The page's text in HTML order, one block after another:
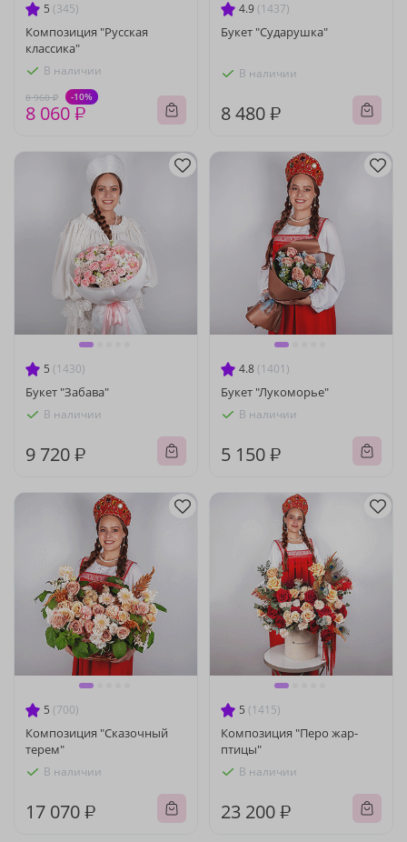
5 (345)
Композиция "Русская
классика"
В наличии
8 960 ₽ -10%
8 060 ₽
4.9 (1437)
Букет "Сударушка"
В наличии
8 480 ₽
5 (1430)
Букет "Забава"
В наличии
9 720 ₽
4.8 (1401)
Букет "Лукоморье"
В наличии
5 150 ₽
5 (700)
Композиция "Сказочный
терем"
В наличии
17 070 ₽
5 (1415)
Композиция "Перо жар-
птицы"
В наличии
23 200 ₽